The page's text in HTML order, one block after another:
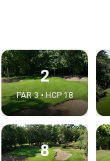
2
PAR 3 • HCP 18
8